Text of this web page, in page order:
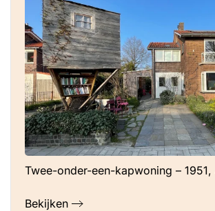
Twee-onder-een-kapwoning – 1951,
Bekijken